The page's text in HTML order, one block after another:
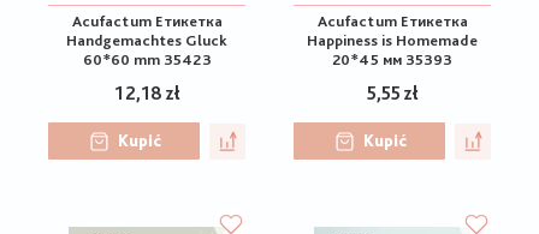
Acufactum Етикетка
Handgemachtes Gluck
60*60 mm 35423
12,18 zł
Kupić
Acufactum Етикетка
Happiness is Homemade
20*45 мм 35393
5,55 zł
Kupić